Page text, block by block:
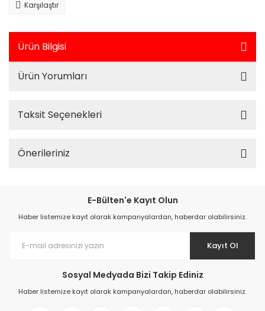
Karşılaştır
Ürün Bilgisi
Ürün Yorumları
Taksit Seçenekleri
Önerileriniz
E-Bülten'e Kayıt Olun
Haber listemize kayıt olarak kampanyalardan, haberdar olabilirsiniz.
Kayıt Ol
Sosyal Medyada Bizi Takip Ediniz
Haber listemize kayıt olarak kampanyalardan, haberdar olabilirsiniz.